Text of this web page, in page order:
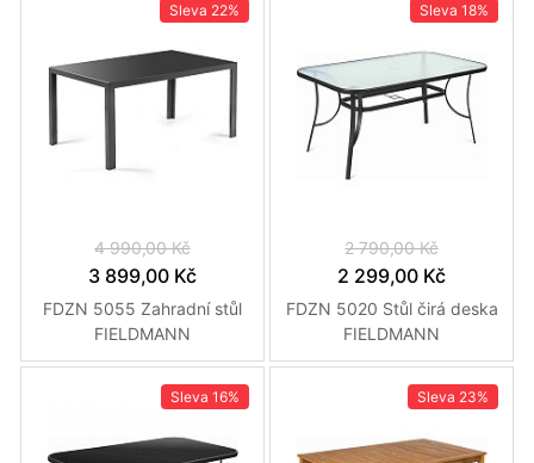
Sleva 22%
4 990,00 Kč
3 899,00 Kč
FDZN 5055 Zahradní stůl
FIELDMANN
Sleva 18%
2 790,00 Kč
2 299,00 Kč
FDZN 5020 Stůl čirá deska
FIELDMANN
Sleva 16% Sleva 23%